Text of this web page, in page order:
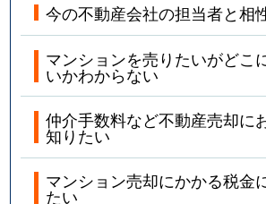
今の不動産会社の担当者と相
マンションを売りたいがどこ
いかわからない
仲介手数料など不動産売却に
知りたい
マンション売却にかかる税金
たい